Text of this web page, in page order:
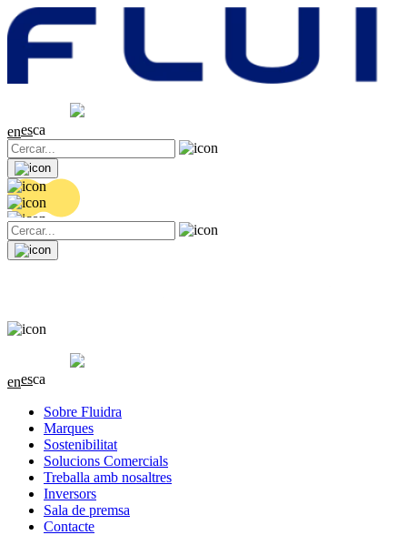
0.04 (+0.2%)
enesca
0.04 (+0.2%)
enesca
Sobre Fluidra
Marques
Sostenibilitat
Solucions Comercials
Treballa amb nosaltres
Inversors
Sala de premsa
Contacte